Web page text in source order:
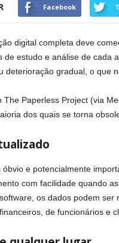
Facebook
digital completa deve
de estudo e análise de cada
deterioração gradual, o que
The Paperless Project (via
dos quais se torna
e potencialmente
com facilidade quando
os dados podem
de funcionários e